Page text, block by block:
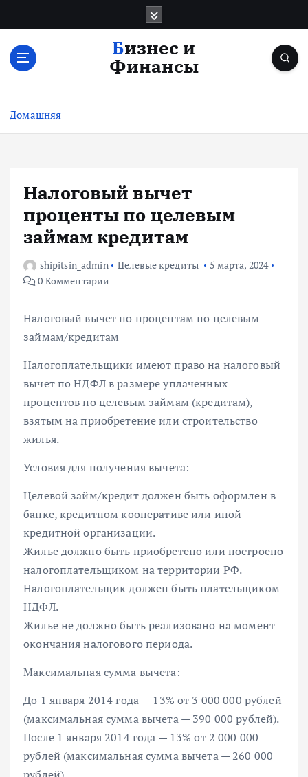
с
Бизнес и
Финансы
Домашняя
Налоговый вычет
проценты по целевым
займам кредитам
shipitsin_admin Целевые кредиты
5 марта, 2024
0 Комментарии
Налоговый вычет по процентам по целевым
займам/кредитам
Налогоплательщики имеют право на налоговый
вычет по НДФЛ в размере уплаченных
процентов по целевым займам (кредитам),
взятым на приобретение или строительство
жилья.
Условия для получения вычета:
Целевой займ/кредит должен быть оформлен в
банке, кредитном кооперативе или иной
кредитной организации.
Жилье должно быть приобретено или построено
налогоплательщиком на территории РФ.
Налогоплательщик должен быть плательщиком
НДФЛ.
Жилье не должно быть реализовано на момент
окончания налогового периода.
Максимальная сумма вычета:
До 1 января 2014 года — 13% от 3 000 000 рублей
(максимальная сумма вычета — 390 000 рублей).
После 1 января 2014 года — 13% от 2 000 000
рублей (максимальная сумма вычета — 260 000